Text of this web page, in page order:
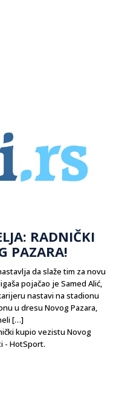
RADNIČKI
PAZARA!
da slaže tim za novu
pojačao je Samed Alić,
nastavi na stadionu
u dresu Novog Pazara,
[…]
kupio vezistu Novog
- HotSport.